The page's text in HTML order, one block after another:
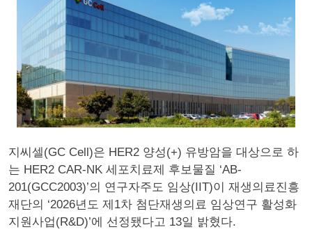
지씨셀(GC Cell)은 HER2 양성(+) 유방암을 대상으로 하
는 HER2 CAR-NK 세포치료제 후보물질 ‘AB-
201(GCC2003)’의 연구자주도 임상(IIT)이 재생의료진흥
재단의 ‘2026년도 제1차 첨단재생의료 임상연구 활성화
지원사업(R&D)’에 선정됐다고 13일 밝혔다.